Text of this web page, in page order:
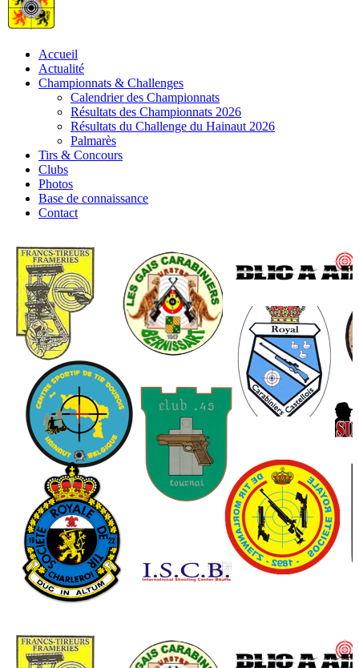
Accueil
Actualité
Championnats & Challenges
Calendrier des Championnats
Résultats des Championnats 2026
Résultats du Challenge du Hainaut 2026
Palmarès
Tirs & Concours
Clubs
Photos
Base de connaissance
Contact